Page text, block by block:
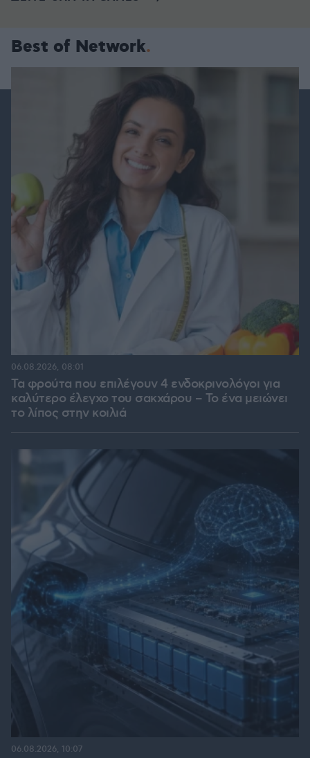
Best of Network
Τα φρούτα που επιλέγουν 4 ενδοκρινολόγοι για
καλύτερο έλεγχο του σακχάρου – Το ένα μειώνει
το λίπος στην κοιλιά
06.08.2026, 08:01
06.08.2026, 10:07